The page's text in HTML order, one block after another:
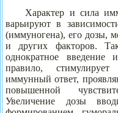
Характер и сила
варьируют в
(иммуногена), его дозы,
и других факторов.
однократное введение
правило,
иммунный ответ,
повышенной
Увеличение дозы